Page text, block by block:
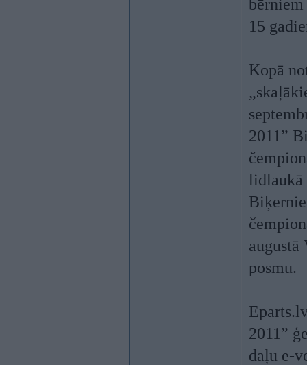
15
Kopā
2011”
lidlaukā
posmu.
2011”
daļu e-